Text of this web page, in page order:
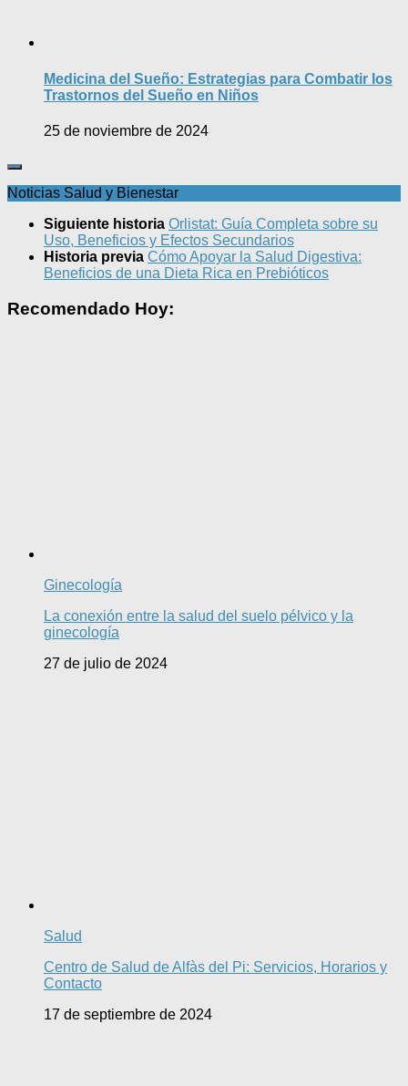
Medicina del Sueño: Estrategias para Combatir los
Trastornos del Sueño en Niños
25 de noviembre de 2024
Noticias Salud y Bienestar
Siguiente historia Orlistat: Guía Completa sobre su
Uso, Beneficios y Efectos Secundarios
Historia previa Cómo Apoyar la Salud Digestiva:
Beneficios de una Dieta Rica en Prebióticos
Recomendado Hoy:
Ginecología
La conexión entre la salud del suelo pélvico y la
ginecología
27 de julio de 2024
Salud
Centro de Salud de Alfàs del Pi: Servicios, Horarios y
Contacto
17 de septiembre de 2024